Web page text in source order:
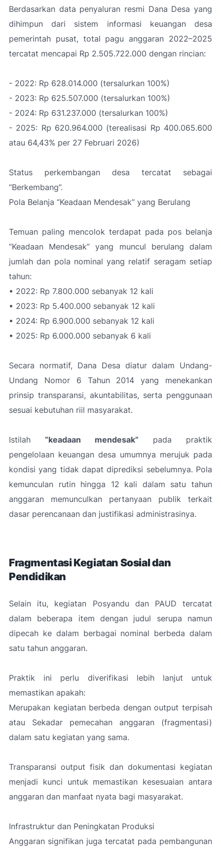
Berdasarkan data penyaluran resmi Dana Desa yang
dihimpun dari sistem informasi keuangan desa
pemerintah pusat, total pagu anggaran 2022–2025
tercatat mencapai Rp 2.505.722.000 dengan rincian:
- 2022: Rp 628.014.000 (tersalurkan 100%)
- 2023: Rp 625.507.000 (tersalurkan 100%)
- 2024: Rp 631.237.000 (tersalurkan 100%)
- 2025: Rp 620.964.000 (terealisasi Rp 400.065.600
atau 64,43% per 27 Februari 2026)
Status perkembangan desa tercatat sebagai
“Berkembang”.
Pola Belanja “Keadaan Mendesak” yang Berulang
Temuan paling mencolok terdapat pada pos belanja
“Keadaan Mendesak” yang muncul berulang dalam
jumlah dan pola nominal yang relatif seragam setiap
tahun:
• 2022: Rp 7.800.000 sebanyak 12 kali
• 2023: Rp 5.400.000 sebanyak 12 kali
• 2024: Rp 6.900.000 sebanyak 12 kali
• 2025: Rp 6.000.000 sebanyak 6 kali
Secara normatif, Dana Desa diatur dalam Undang-
Undang Nomor 6 Tahun 2014 yang menekankan
prinsip transparansi, akuntabilitas, serta penggunaan
sesuai kebutuhan riil masyarakat.
Istilah “keadaan mendesak” pada praktik
pengelolaan keuangan desa umumnya merujuk pada
kondisi yang tidak dapat diprediksi sebelumnya. Pola
kemunculan rutin hingga 12 kali dalam satu tahun
anggaran memunculkan pertanyaan publik terkait
dasar perencanaan dan justifikasi administrasinya.
Fragmentasi Kegiatan Sosial dan
Pendidikan
Selain itu, kegiatan Posyandu dan PAUD tercatat
dalam beberapa item dengan judul serupa namun
dipecah ke dalam berbagai nominal berbeda dalam
satu tahun anggaran.
Praktik ini perlu diverifikasi lebih lanjut untuk
memastikan apakah:
Merupakan kegiatan berbeda dengan output terpisah
atau Sekadar pemecahan anggaran (fragmentasi)
dalam satu kegiatan yang sama.
Transparansi output fisik dan dokumentasi kegiatan
menjadi kunci untuk memastikan kesesuaian antara
anggaran dan manfaat nyata bagi masyarakat.
Infrastruktur dan Peningkatan Produksi
Anggaran signifikan juga tercatat pada pembangunan